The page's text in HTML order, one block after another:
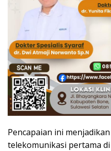
Pencapaian ini
telekomunikasi pertama